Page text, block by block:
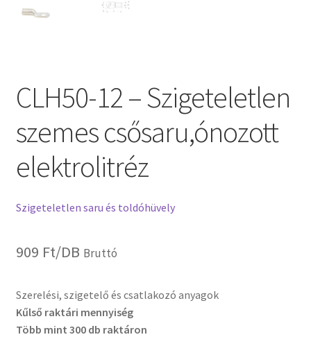
CLH50-12 – Szigeteletlen
szemes csősaru,ónozott
elektrolitréz
Szigeteletlen saru és toldóhüvely
909 Ft/DB Bruttó
Szerelési, szigetelő és csatlakozó anyagok
Kűlső raktári mennyiség
Több mint 300 db raktáron